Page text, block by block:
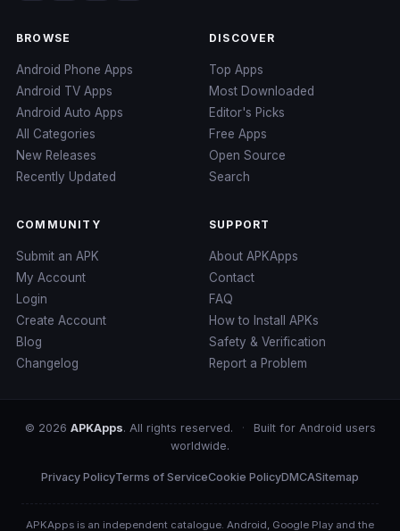
BROWSE
Android Phone Apps
Android TV Apps
Android Auto Apps
All Categories
New Releases
Recently Updated
DISCOVER
Top Apps
Most Downloaded
Editor's Picks
Free Apps
Open Source
Search
COMMUNITY
Submit an APK
My Account
Login
Create Account
Blog
Changelog
SUPPORT
About APKApps
Contact
FAQ
How to Install APKs
Safety & Verification
Report a Problem
© 2026 APKApps. All rights reserved. ·
Built for Android users
worldwide.
Privacy PolicyTerms of ServiceCookie PolicyDMCASitemap
APKApps is an independent catalogue. Android, Google Play and the